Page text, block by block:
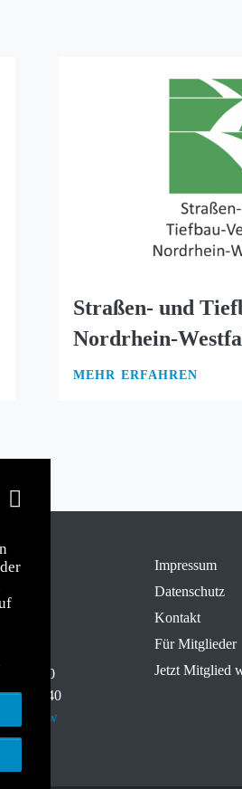
Straßen- und
Nordrhein-
MEHR ERFAHREN
e. V.
11 580
11 5840
Impressum
Datenschutz
Kontakt
Für Mitglieder
Jetzt Mitglied